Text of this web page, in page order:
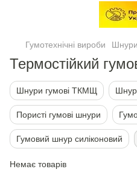
Гумотехнічні вироби Шнури
Термостійкий
Шнури гумові ТКМЩ
Пористі гумові шнури
Гумовий шнур силіконовий
Немає товарів